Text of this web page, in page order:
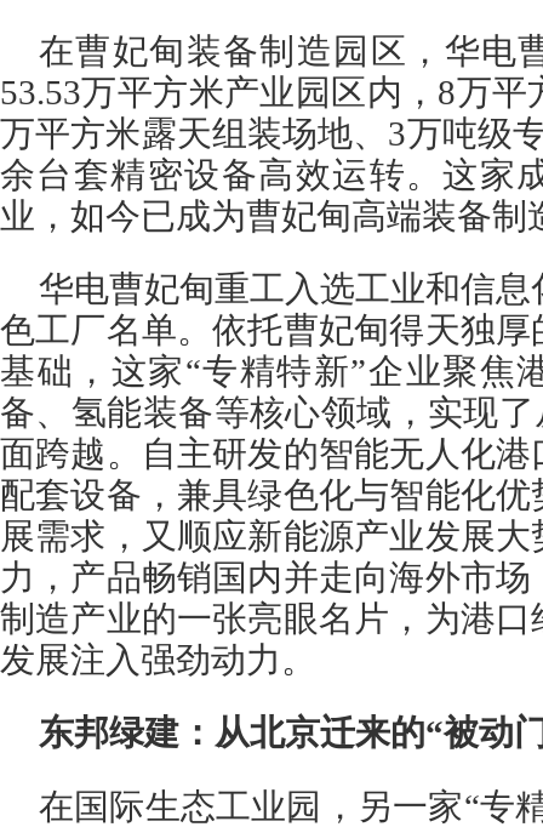
在曹妃甸装备制造园区，华电
53.53万平方米产业园区内，8万
万平方米露天组装场地、3万吨级
余台套精密设备高效运转。这家
业，如今已成为曹妃甸高端装备制
华电曹妃甸重工入选工业和信
色工厂名单。依托曹妃甸得天独
基础，这家“专精特新”企业聚焦
备、氢能装备等核心领域，实现了
面跨越。自主研发的智能无人化
配套设备，兼具绿色化与智能化
展需求，又顺应新能源产业发展
力，产品畅销国内并走向海外市
制造产业的一张亮眼名片，为港
发展注入强劲动力。
东邦绿建：从北京迁来的“被动
在国际生态工业园，另一家“专